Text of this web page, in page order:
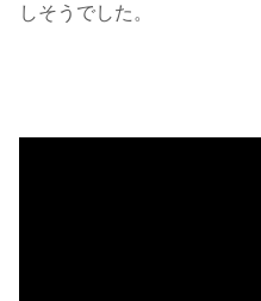
しそうでした。